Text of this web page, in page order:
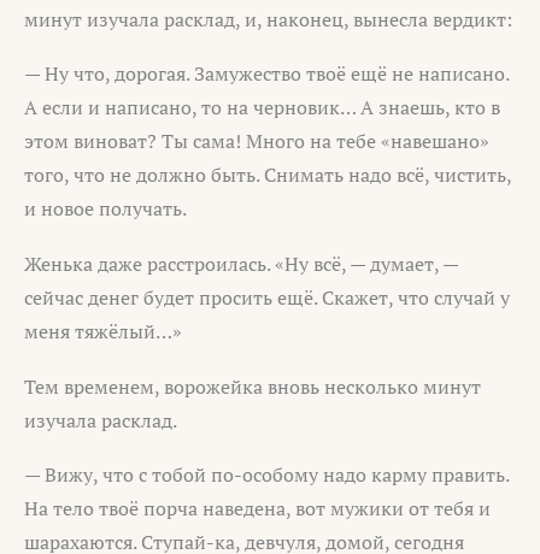
минут изучала расклад, и, наконец, вынесла вердикт:
— Ну что, дорогая. Замужество твоё ещё не написано.
А если и написано, то на черновик… А знаешь, кто в
этом виноват? Ты сама! Много на тебе «навешано»
того, что не должно быть. Снимать надо всё, чистить,
и новое получать.
Женька даже расстроилась. «Ну всё, — думает, —
сейчас денег будет просить ещё. Скажет, что случай у
меня тяжёлый…»
Тем временем, ворожейка вновь несколько минут
изучала расклад.
— Вижу, что с тобой по-особому надо карму править.
На тело твоё порча наведена, вот мужики от тебя и
шарахаются. Ступай-ка, девчуля, домой, сегодня